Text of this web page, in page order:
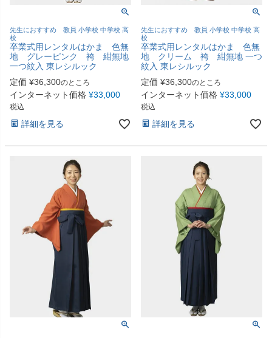
先生におすすめ 教員 小学校 中学校 高
校
卒業式用レンタルはかま 色無
地 グレーピンク 袴 紺無地
一つ紋入 東レシルック
定価 ¥36,300のところ
インターネット価格 ¥33,000
税込
詳細を見る
先生におすすめ 教員 小学校 中学校 高
校
卒業式用レンタルはかま 色無
地 クリーム 袴 紺無地 一つ
紋入 東レシルック
定価 ¥36,300のところ
インターネット価格 ¥33,000
税込
詳細を見る